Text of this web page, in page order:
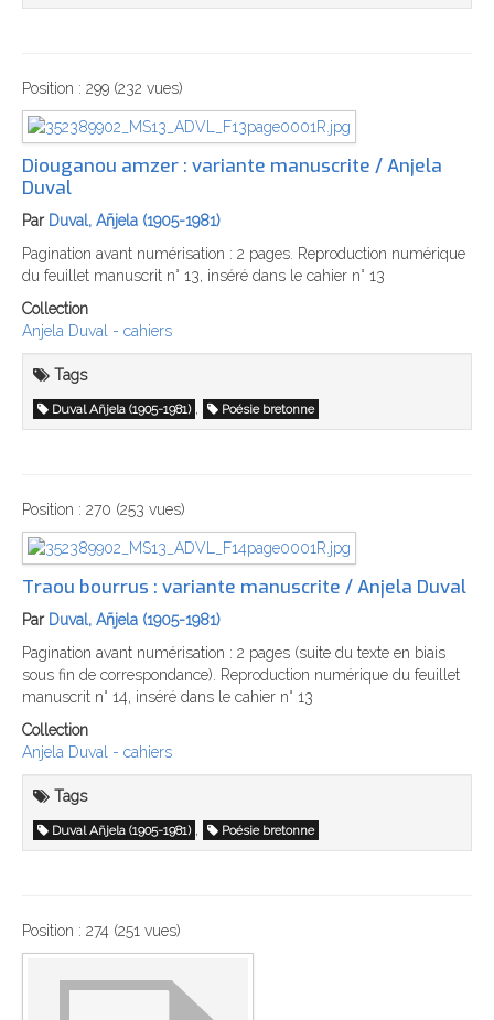
Position : 299 (232 vues)
Diouganou amzer : variante manuscrite / Anjela
Duval
Par Duval, Añjela (1905-1981)
Pagination avant numérisation : 2 pages. Reproduction numérique
du feuillet manuscrit n° 13, inséré dans le cahier n° 13
Collection
Anjela Duval - cahiers
Tags
Duval Añjela (1905-1981) , Poésie bretonne
Position : 270 (253 vues)
Traou bourrus : variante manuscrite / Anjela Duval
Par Duval, Añjela (1905-1981)
Pagination avant numérisation : 2 pages (suite du texte en biais
sous fin de correspondance). Reproduction numérique du feuillet
manuscrit n° 14, inséré dans le cahier n° 13
Collection
Anjela Duval - cahiers
Tags
Duval Añjela (1905-1981) , Poésie bretonne
Position : 274 (251 vues)